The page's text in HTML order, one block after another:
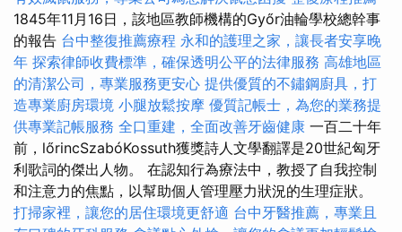
1845年11月16日，該地區教師機構的Győr油輪學校總幹事
的報告 台中整復推薦療程 永和的護理之家，讓長者安享晚
年 探索律師收費標準，確保透明公平的法律服務 高雄地區
的清潔公司，專業服務更安心 提供優質的不鏽鋼廚具，打
造專業廚房環境 小腿放鬆按摩 優質記帳士，為您的業務提
供專業記帳服務 全口重建，全面改善牙齒健康 一百二十年
前，lőrincSzabóKossuth獲獎詩人文學翻譯是20世紀匈牙
利歌詞的傑出人物。 在認知行為療法中，教授了自我控制
和注意力的焦點，以幫助個人管理壓力狀況的生理症狀。
打掃家裡，讓您的居住環境更舒適 台中牙醫推薦，專業且